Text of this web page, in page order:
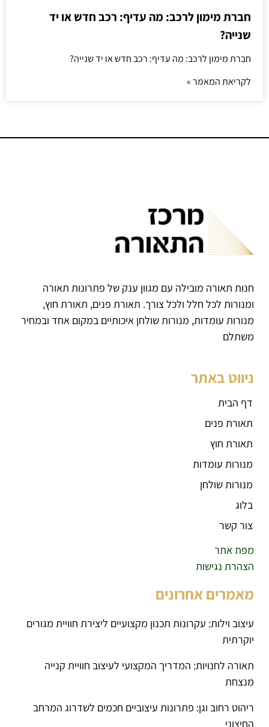
חברת מימון לרכב: מה עדיף: רכב חדש או יד
שנייה?
חברת מימון לרכב: מה עדיף: רכב חדש או יד שנייה?
לקריאת המאמר »
חנות תאורה מובילה עם מגוון ענק של פתרונות תאורה
ומנורות לכל חלל ולכל צורך. תאורת פנים, תאורת חוץ,
מנורות עומדות, מנורות שולחן איכותיים במקום אחד ובמחיר
משתלם
ניווט באתר
דף הבית
תאורת פנים
תאורת חוץ
מנורות עומדות
מנורות שולחן
בלוג
צור קשר
מפת אתר
הצהרת נגישות
מאמרים אחרונים
עיצוב וילות: עקרונות תכנון מקצועיים ליצירת חוויית מגורים
יוקרתית
תאורה לחנויות: המדריך המקצועי לעיצוב חוויית קנייה
מנצחת
ריהוט רחוב וגן: פתרונות עיצוביים חכמים לשדרוג המרחב
החיצוני